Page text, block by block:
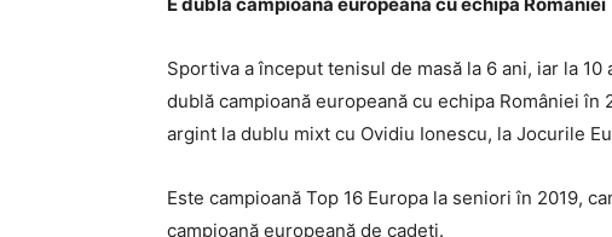
E dublă campioană europeană cu echipa României
Sportiva a început tenisul de masă la 6 ani, iar la
dublă campioană europeană cu echipa României
argint la dublu mixt cu Ovidiu Ionescu, la Jocurile
Este campioană Top 16 Europa la seniori în 2019,
campioană europeană de cadeți.